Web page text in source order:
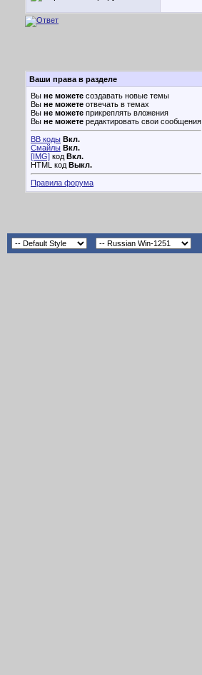
Ваши права в разделе
Вы не можете создавать новые темы
Вы не можете отвечать в темах
Вы не можете прикреплять вложения
Вы не можете редактировать свои сообщения
BB коды Вкл.
Смайлы Вкл.
[IMG] код Вкл.
HTML код Выкл.
Правила форума